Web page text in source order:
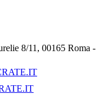
8/11, 00165 Roma -